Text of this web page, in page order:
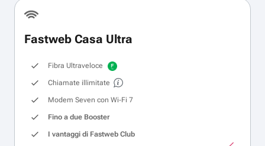
Fastweb Casa Ultra
Fibra Ultraveloce
Chiamate illimitate
Modem Seven con Wi‑Fi 7
Fino a due Booster
I vantaggi di Fastweb Club